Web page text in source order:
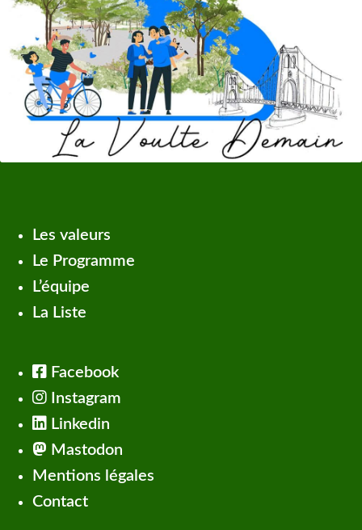
Les valeurs
Le Programme
L’équipe
La Liste
Facebook
Instagram
Linkedin
Mastodon
Mentions légales
Contact